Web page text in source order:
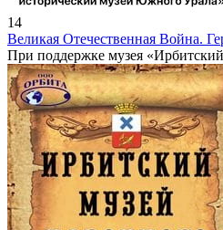
14
Великая Отечественная Война.
При поддержке музея